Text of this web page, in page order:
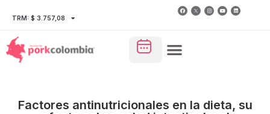
TRM: $ 3.757,08
Factores antinutricionales en la dieta, su